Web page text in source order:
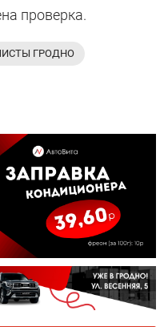
проверка.
ГРОДНО